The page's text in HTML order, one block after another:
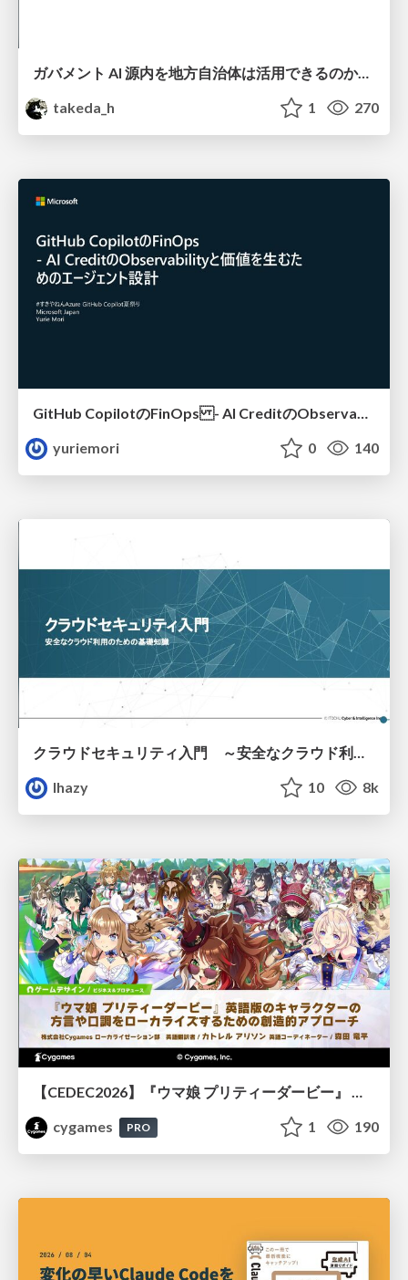
ガバメント AI 源内を地方自治体は活用できるのか 可能性と課題、期待について
takeda_h
1 270
yuriemori
0 140
クラウドセキュリティ入門 ～安全なクラウド利用のための基礎知識～
lhazy
10 8k
【CEDEC2026】『ウマ娘 プリティーダービー』 英語版のキャラクターの方言や口調をローカライズするための創造的アプローチ
cygames
PRO 1 190